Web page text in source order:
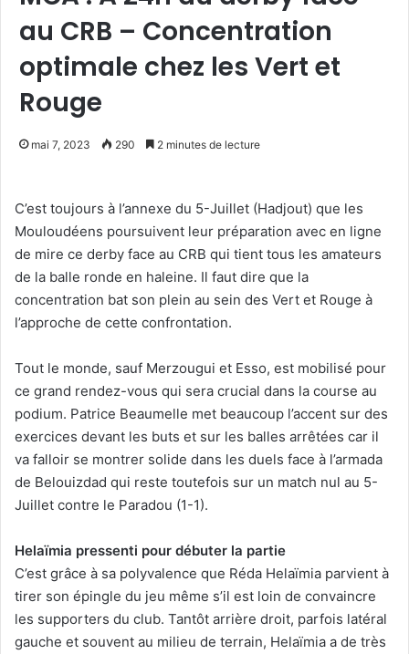
au CRB – Concentration
optimale chez les Vert et
Rouge
mai 7, 2023 290 2 minutes de lecture
C’est toujours à l’annexe du 5-Juillet (Hadjout) que les
Mouloudéens poursuivent leur préparation avec en ligne
de mire ce derby face au CRB qui tient tous les amateurs
de la balle ronde en haleine. Il faut dire que la
concentration bat son plein au sein des Vert et Rouge à
l’approche de cette confrontation.
Tout le monde, sauf Merzougui et Esso, est mobilisé pour
ce grand rendez-vous qui sera crucial dans la course au
podium. Patrice Beaumelle met beaucoup l’accent sur des
exercices devant les buts et sur les balles arrêtées car il
va falloir se montrer solide dans les duels face à l’armada
de Belouizdad qui reste toutefois sur un match nul au 5-
Juillet contre le Paradou (1-1).
Helaïmia pressenti pour débuter la partie
C’est grâce à sa polyvalence que Réda Helaïmia parvient à
tirer son épingle du jeu même s’il est loin de convaincre
les supporters du club. Tantôt arrière droit, parfois latéral
gauche et souvent au milieu de terrain, Helaïmia a de très